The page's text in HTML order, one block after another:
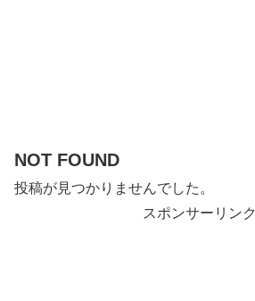
NOT FOUND
投稿が見つかりませんでした。
スポンサーリンク